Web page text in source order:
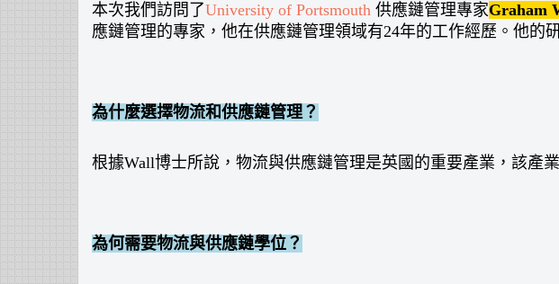
本次我們訪問了University of Portsmouth 供應鏈管理專家Graham
應鏈管理的專家，他在供應鏈管理領域有24年的工作經歷。他的
為什麼選擇物流和供應鏈管理？
根據Wall博士所說，物流與供應鏈管理是英國的重要產業，該產
為何需要物流與供應鏈學位？